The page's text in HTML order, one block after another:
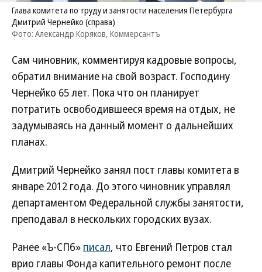
Глава комитета по труду и занятости населения Петербурга
Дмитрий Чернейко (справа)
Фото: Александр Коряков, Коммерсантъ
Сам чиновник, комментируя кадровые вопросы,
обратил внимание на свой возраст. Господину
Чернейко 65 лет. Пока что он планирует
потратить освободившееся время на отдых, не
задумываясь на данный момент о дальнейших
планах.
Дмитрий Чернейко занял пост главы комитета в
январе 2012 года. До этого чиновник управлял
департаментом Федеральной службы занятости,
преподавал в нескольких городских вузах.
Ранее «Ъ-СПб» писал, что Евгений Петров стал
врио главы Фонда капительного ремонт после